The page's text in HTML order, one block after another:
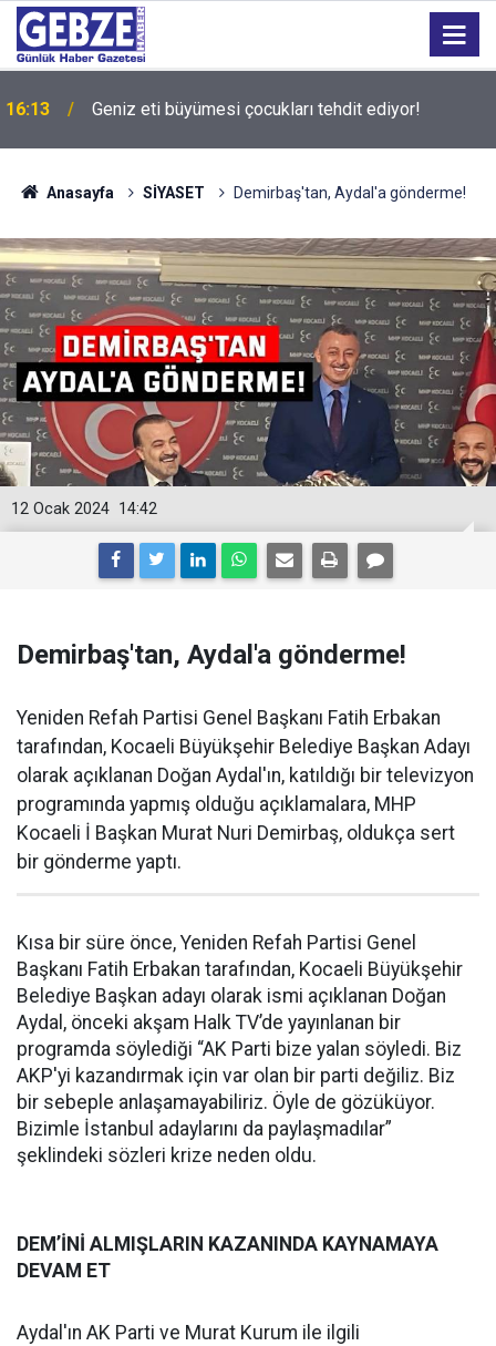
16:13 Geniz eti büyümesi çocukları tehdit ediyor!
Anasayfa SİYASET Demirbaş'tan, Aydal'a gönderme!
14:42
12 Ocak 2024
Demirbaş'tan, Aydal'a gönderme!
Yeniden Refah Partisi Genel Başkanı Fatih Erbakan
tarafından, Kocaeli Büyükşehir Belediye Başkan Adayı
olarak açıklanan Doğan Aydal'ın, katıldığı bir televizyon
programında yapmış olduğu açıklamalara, MHP
Kocaeli İ Başkan Murat Nuri Demirbaş, oldukça sert
bir gönderme yaptı.
Kısa bir süre önce, Yeniden Refah Partisi Genel
Başkanı Fatih Erbakan tarafından, Kocaeli Büyükşehir
Belediye Başkan adayı olarak ismi açıklanan Doğan
Aydal, önceki akşam Halk TV’de yayınlanan bir
programda söylediği “AK Parti bize yalan söyledi. Biz
AKP'yi kazandırmak için var olan bir parti değiliz. Biz
bir sebeple anlaşamayabiliriz. Öyle de gözüküyor.
Bizimle İstanbul adaylarını da paylaşmadılar”
şeklindeki sözleri krize neden oldu.
DEM’İNİ ALMIŞLARIN KAZANINDA KAYNAMAYA
DEVAM ET
Aydal'ın AK Parti ve Murat Kurum ile ilgili